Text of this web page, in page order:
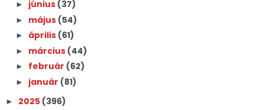
► június (37)
► május (54)
► április (61)
► március (44)
► február (62)
► január (81)
► 2025 (396)